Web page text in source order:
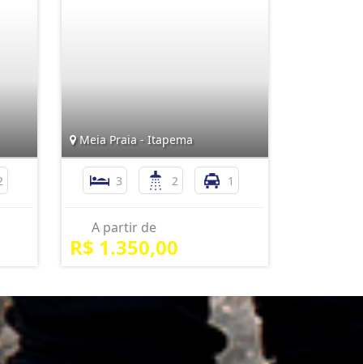
Meia Praia - Itapema
3 2 1
A partir de
R$ 1.350,00